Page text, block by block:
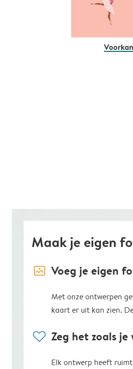
Maak je eigen
image_placeholder Voeg je eigen
Met onze ontwerpen
kaart er uit kan zien.
heart Zeg het zoals
Elk ontwerp heeft